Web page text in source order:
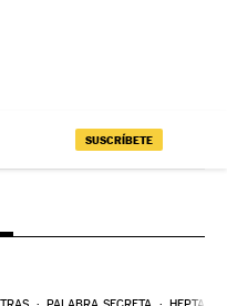
SUSCRÍBETE